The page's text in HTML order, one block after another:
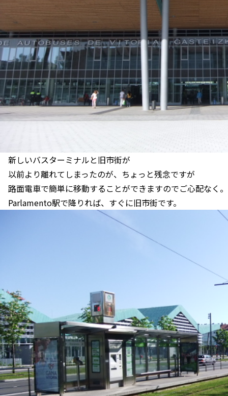
新しいバスターミナルと旧市街が
以前より離れてしまったのが、ちょっと残念ですが
路面電車で簡単に移動することができますのでご心配なく。
Parlamento駅で降りれば、すぐに旧市街です。